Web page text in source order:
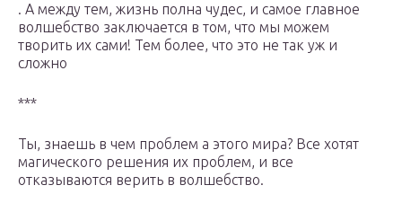
. А между тем, жизнь полна чудес, и самое главное
волшебство заключается в том, что мы можем
творить их сами! Тем более, что это не так уж и
сложно
***
Ты, знаешь в чем проблем а этого мира? Все хотят
магического решения их проблем, и все
отказываются верить в волшебство.